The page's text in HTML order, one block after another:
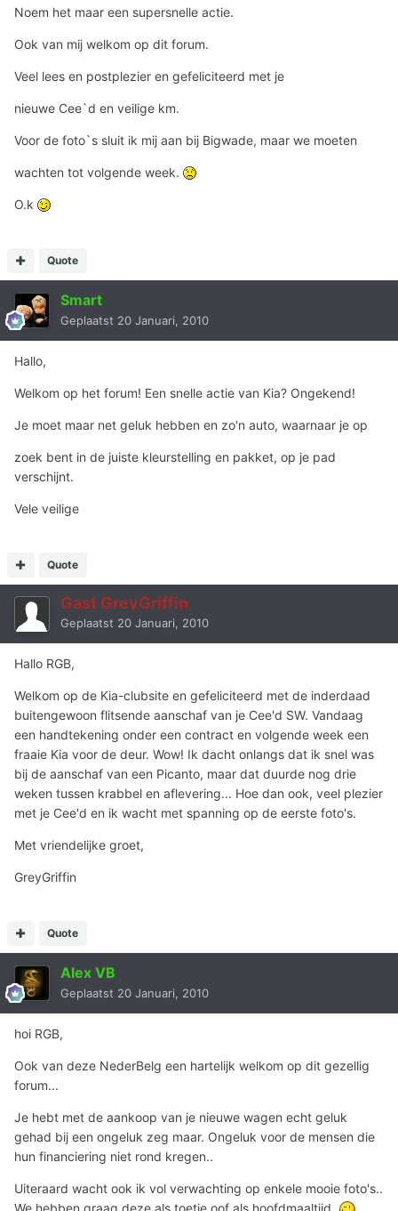
Noem het maar een supersnelle actie.
Ook van mij welkom op dit forum.
Veel lees en postplezier en gefeliciteerd met je
nieuwe Cee`d en veilige km.
Voor de foto`s sluit ik mij aan bij Bigwade, maar we moeten
wachten tot volgende week.
O.k
Quote
Smart
Geplaatst 20 Januari, 2010
Hallo,
Welkom op het forum! Een snelle actie van Kia? Ongekend!
Je moet maar net geluk hebben en zo'n auto, waarnaar je op
zoek bent in de juiste kleurstelling en pakket, op je pad
verschijnt.
Vele veilige
Quote
Gast GreyGriffin
Geplaatst 20 Januari, 2010
Hallo RGB,
Welkom op de Kia-clubsite en gefeliciteerd met de inderdaad
buitengewoon flitsende aanschaf van je Cee'd SW. Vandaag
een handtekening onder een contract en volgende week een
fraaie Kia voor de deur. Wow! Ik dacht onlangs dat ik snel was
bij de aanschaf van een Picanto, maar dat duurde nog drie
weken tussen krabbel en aflevering... Hoe dan ook, veel plezier
met je Cee'd en ik wacht met spanning op de eerste foto's.
Met vriendelijke groet,
GreyGriffin
Quote
Alex VB
Geplaatst 20 Januari, 2010
hoi RGB,
Ook van deze NederBelg een hartelijk welkom op dit gezellig
forum...
Je hebt met de aankoop van je nieuwe wagen echt geluk
gehad bij een ongeluk zeg maar. Ongeluk voor de mensen die
hun financiering niet rond kregen..
Uiteraard wacht ook ik vol verwachting op enkele mooie foto's..
We hebben graag deze als toetje oof als hoofdmaaltijd..